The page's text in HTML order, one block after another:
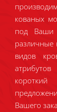
кованых
под Ваши
различные
видов
Вашего